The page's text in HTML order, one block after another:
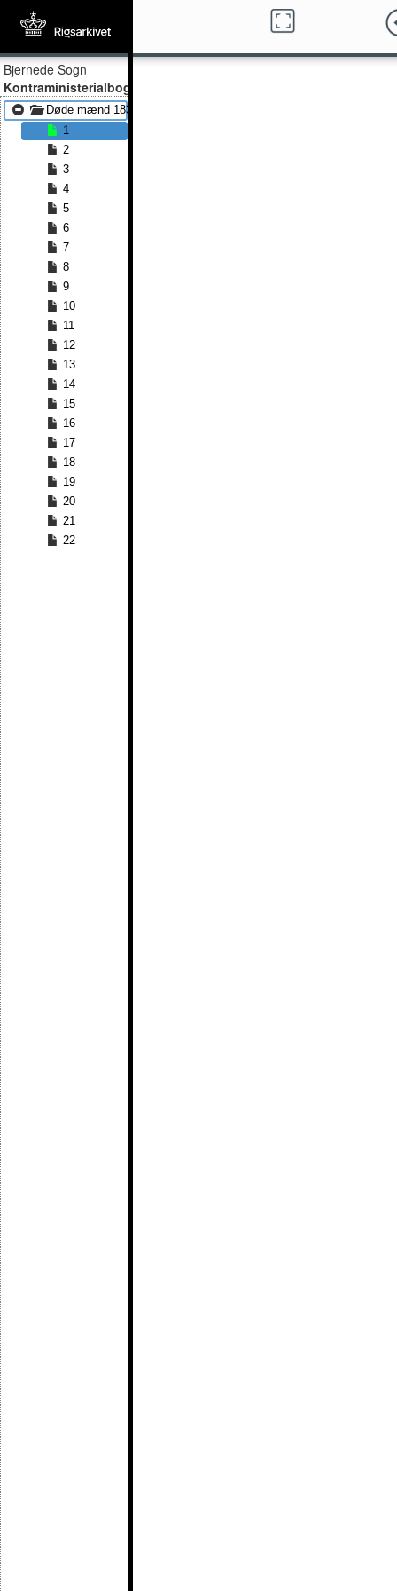
Bjernede Sogn
Kontraministerialbog
Døde mænd 1833 - Døde mænd 1843
1
2
3
4
5
6
7
8
9
10
11
12
13
14
15
16
17
18
19
20
21
22